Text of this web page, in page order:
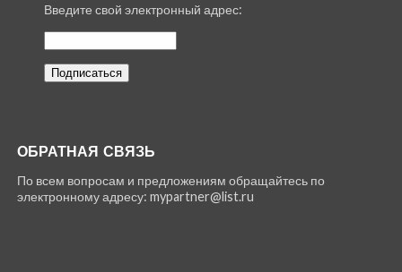
Введите свой электронный адрес:
ОБРАТНАЯ СВЯЗЬ
По всем вопросам и предложениям обращайтесь по
электронному адресу: mypartner@list.ru